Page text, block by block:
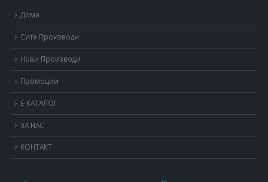
Дома
Сите Производи
Нови Производи
Промоции
Е-КАТАЛОГ
ЗА НАС
КОНТАКТ